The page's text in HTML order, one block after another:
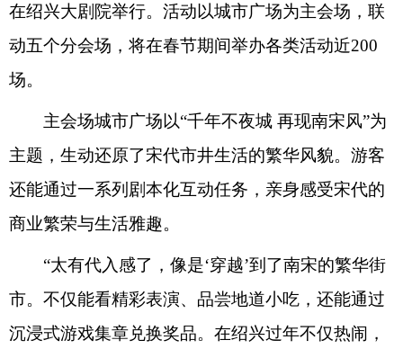
在绍兴大剧院举行。活动以城市广场为主会场，联
动五个分会场，将在春节期间举办各类活动近200
场。
主会场城市广场以“千年不夜城 再现南宋风”为
主题，生动还原了宋代市井生活的繁华风貌。游客
还能通过一系列剧本化互动任务，亲身感受宋代的
商业繁荣与生活雅趣。
“太有代入感了，像是‘穿越’到了南宋的繁华街
市。不仅能看精彩表演、品尝地道小吃，还能通过
沉浸式游戏集章兑换奖品。在绍兴过年不仅热闹，